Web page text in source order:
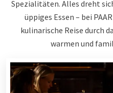
Spezialitäten. Alles dreht
üppiges Essen – bei
kulinarische Reise durch
warmen und